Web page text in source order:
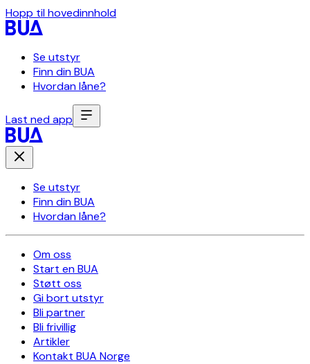
Hopp til hovedinnhold
Se utstyr
Finn din BUA
Hvordan låne?
Last ned app
Se utstyr
Finn din BUA
Hvordan låne?
Om oss
Start en BUA
Støtt oss
Gi bort utstyr
Bli partner
Bli frivillig
Artikler
Kontakt BUA Norge